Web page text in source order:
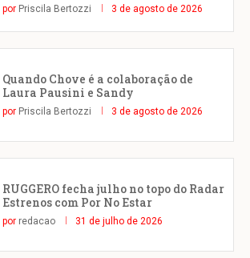
por Priscila Bertozzi 3 de agosto de 2026
Quando Chove é a colaboração de
Laura Pausini e Sandy
por Priscila Bertozzi 3 de agosto de 2026
RUGGERO fecha julho no topo do Radar
Estrenos com Por No Estar
por redacao 31 de julho de 2026